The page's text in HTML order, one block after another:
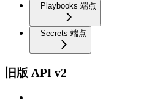
Playbooks 端点
Secrets 端点
旧版 API v2